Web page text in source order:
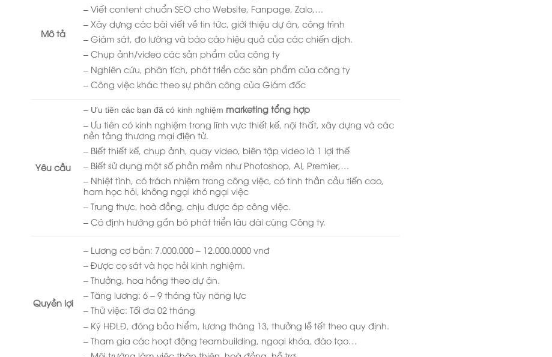
Mô tả
– Viết content chuẩn SEO cho Website, Fanpage, Zalo,…
– Xây dựng các bài viết về tin tức, giới thiệu dự án, công trình
– Giám sát, đo lường và báo cáo hiệu quả của các chiến dịch.
– Chụp ảnh/video các sản phẩm của công ty
– Nghiên cứu, phân tích, phát triển các sản phẩm của công ty
– Công việc khác theo sự phân công của Giám đốc
Yêu cầu
– Ưu tiên các bạn đã có kinh nghiệm marketing tổng hợp
– Ưu tiên có kinh nghiệm trong lĩnh vực thiết kế, nội thất, xây dựng và các
nền tảng thương mại điện tử.
– Biết thiết kế, chụp ảnh, quay video, biên tập video là 1 lợi thế
– Biết sử dụng một số phần mềm như Photoshop, AI, Premier,…
– Nhiệt tình, có trách nhiệm trong công việc, có tinh thần cầu tiến cao,
ham học hỏi, không ngại khó ngại việc
– Trung thực, hoà đồng, chịu được áp công việc.
– Có định hướng gắn bó phát triển lâu dài cùng Công ty.
Quyền lợi
– Lương cơ bản: 7.000.000 – 12.000.0000 vnđ
– Được cọ sát và học hỏi kinh nghiệm.
– Thưởng, hoa hồng theo dự án.
– Tăng lương: 6 – 9 tháng tùy năng lực
– Thử việc: Tối đa 02 tháng
– Ký HĐLĐ, đóng bảo hiểm, lương tháng 13, thưởng lễ tết theo quy định.
– Tham gia các hoạt động teambuilding, ngoại khóa, đào tạo…